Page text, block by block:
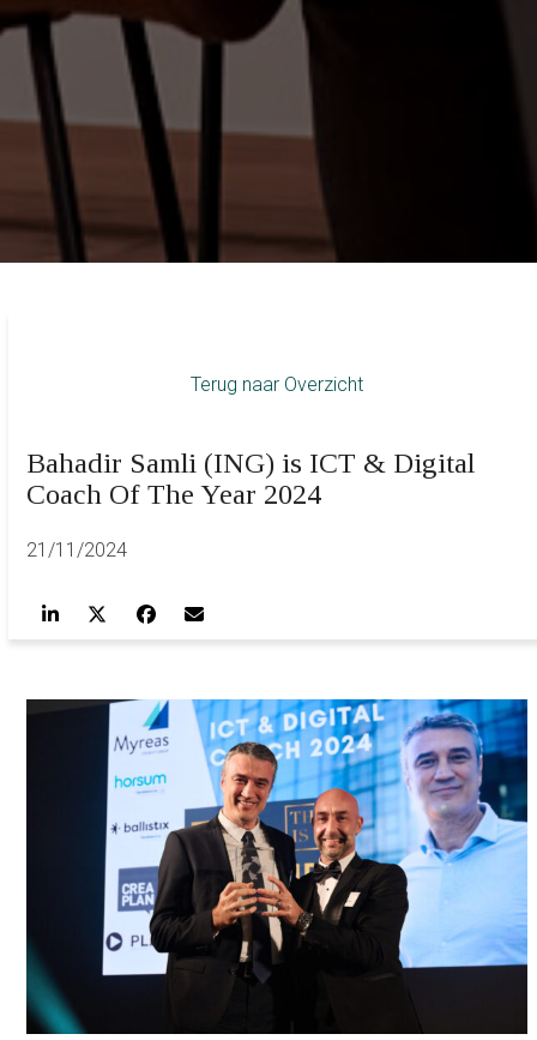
Terug naar Overzicht
Bahadir Samli (ING) is ICT & Digital
Coach Of The Year 2024
21/11/2024